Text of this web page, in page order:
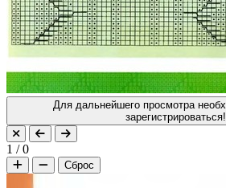
Для дальнейшего просмотра необходимо войти или
зарегистрироваться!
1 /0
Сброс